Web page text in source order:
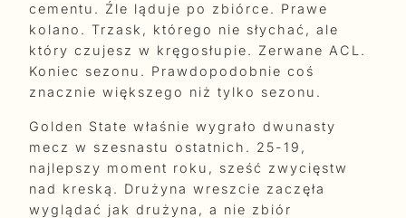
cementu. Źle ląduje po zbiórce. Prawe
kolano. Trzask, którego nie słychać, ale
który czujesz w kręgosłupie. Zerwane ACL.
Koniec sezonu. Prawdopodobnie coś
znacznie większego niż tylko sezonu.
Golden State właśnie wygrało dwunasty
mecz w szesnastu ostatnich. 25-19,
najlepszy moment roku, sześć zwycięstw
nad kreską. Drużyna wreszcie zaczęła
wyglądać jak drużyna, a nie zbiór